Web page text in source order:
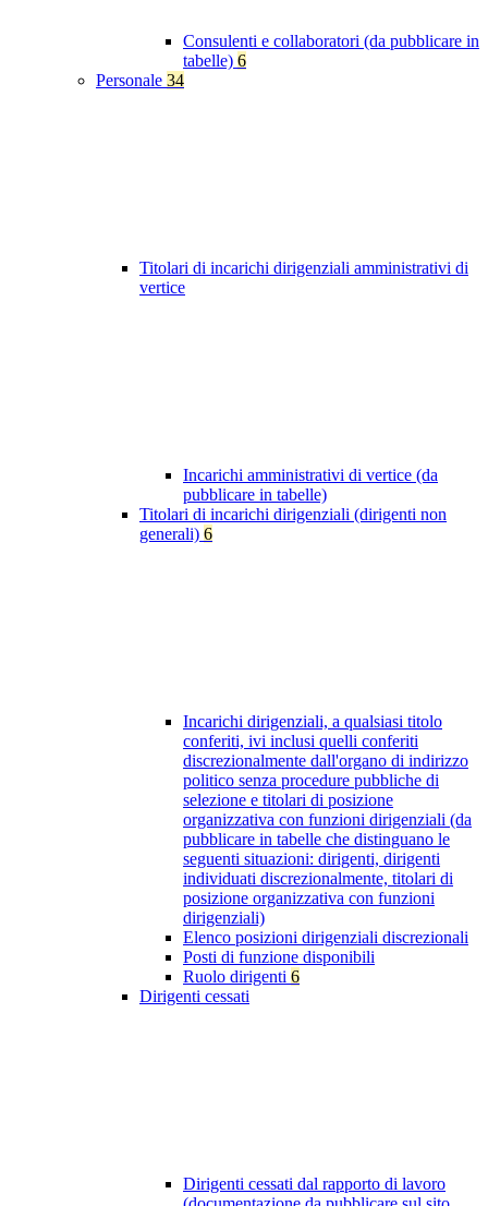
Consulenti e collaboratori (da pubblicare in
tabelle) 6
Personale 34
Titolari di incarichi dirigenziali amministrativi di
vertice
Incarichi amministrativi di vertice (da
pubblicare in tabelle)
Titolari di incarichi dirigenziali (dirigenti non
generali) 6
Incarichi dirigenziali, a qualsiasi titolo
conferiti, ivi inclusi quelli conferiti
discrezionalmente dall'organo di indirizzo
politico senza procedure pubbliche di
selezione e titolari di posizione
organizzativa con funzioni dirigenziali (da
pubblicare in tabelle che distinguano le
seguenti situazioni: dirigenti, dirigenti
individuati discrezionalmente, titolari di
posizione organizzativa con funzioni
dirigenziali)
Elenco posizioni dirigenziali discrezionali
Posti di funzione disponibili
Ruolo dirigenti 6
Dirigenti cessati
Dirigenti cessati dal rapporto di lavoro